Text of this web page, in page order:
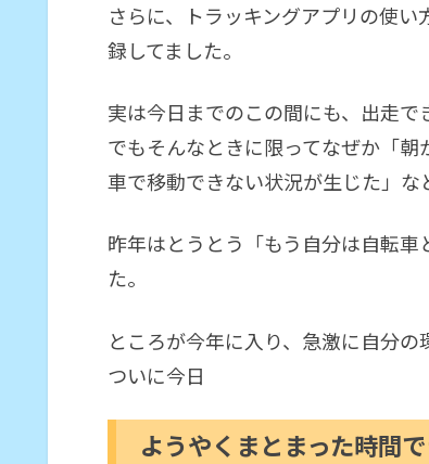
さらに、トラッキングアプリの使
録してました。
実は今日までのこの間にも、出走で
でもそんなときに限ってなぜか「
車で移動できない状況が生じた」な
昨年はとうとう「もう自分は自転
た。
ところが今年に入り、急激に自分の
ついに今日
ようやくまとまった時間